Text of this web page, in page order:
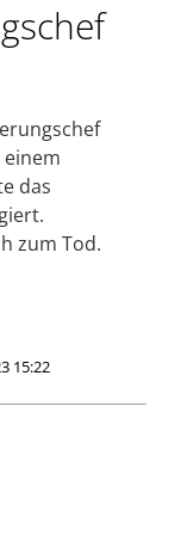
einem
das
zum Tod.
15:22